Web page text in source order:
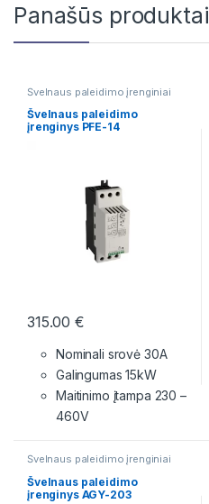
Panašūs produktai
Švelnaus paleidimo įrenginiai
Švelnaus paleidimo
įrenginys PFE-14
315.00€
Nominali srovė 30A
Galingumas 15kW
Maitinimo įtampa 230 –
460V
Švelnaus paleidimo įrenginiai
Švelnaus paleidimo
įrenginys AGY-203